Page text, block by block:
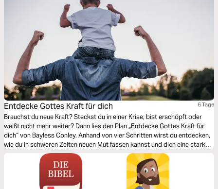
Entdecke Gottes Kraft für dich 6 Tage
Brauchst du neue Kraft? Steckst du in einer Krise, bist erschöpft oder
weißt nicht mehr weiter? Dann lies den Plan „Entdecke Gottes Kraft für
dich“ von Bayless Conley. Anhand von vier Schritten wirst du entdecken,
wie du in schweren Zeiten neuen Mut fassen kannst und dich eine starke
Zuversicht erfüllt, die alle Zweifel zerstreut.